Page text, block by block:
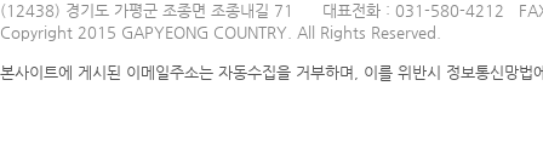
(12438) 경기도 가평군 조종면 조종내길 71
대표전화 : 031-580-4212
Copyright 2015 GAPYEONG COUNTRY. All Rights Reserved.
본사이트에 게시된 이메일주소는 자동수집을 거부하며, 이를 위반시 정보통신망법